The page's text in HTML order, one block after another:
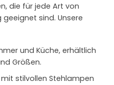
die für jede Art von
sind. Unsere
und Küche, erhältlich
Größen.
mit stilvollen Stehlampen